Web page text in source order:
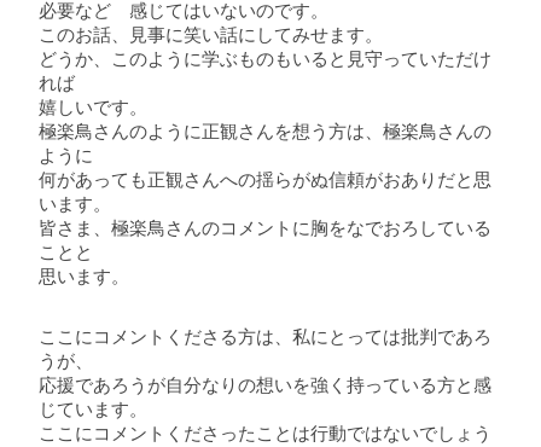
必要など 感じてはいないのです。
このお話、見事に笑い話にしてみせます。
どうか、このように学ぶものもいると見守っていただけ
れば
嬉しいです。
極楽鳥さんのように正観さんを想う方は、極楽鳥さんの
ように
何があっても正観さんへの揺らがぬ信頼がおありだと思
います。
皆さま、極楽鳥さんのコメントに胸をなでおろしている
ことと
思います。
ここにコメントくださる方は、私にとっては批判であろ
うが、
応援であろうが自分なりの想いを強く持っている方と感
じています。
ここにコメントくださったことは行動ではないでしょう